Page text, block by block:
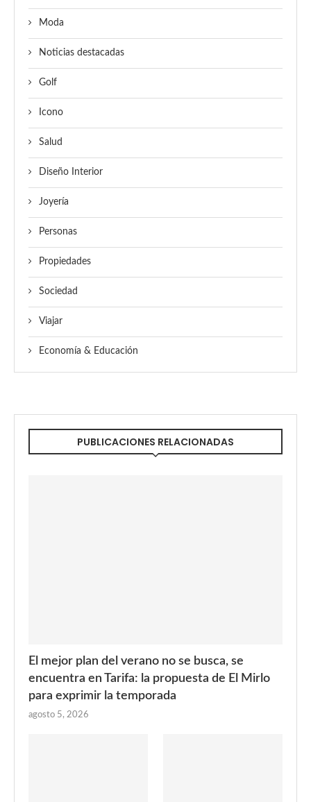
Moda
Noticias destacadas
Golf
Icono
Salud
Diseño Interior
Joyería
Personas
Propiedades
Sociedad
Viajar
Economía & Educación
PUBLICACIONES RELACIONADAS
El mejor plan del verano no se busca, se
encuentra en Tarifa: la propuesta de El Mirlo
para exprimir la temporada
agosto 5, 2026